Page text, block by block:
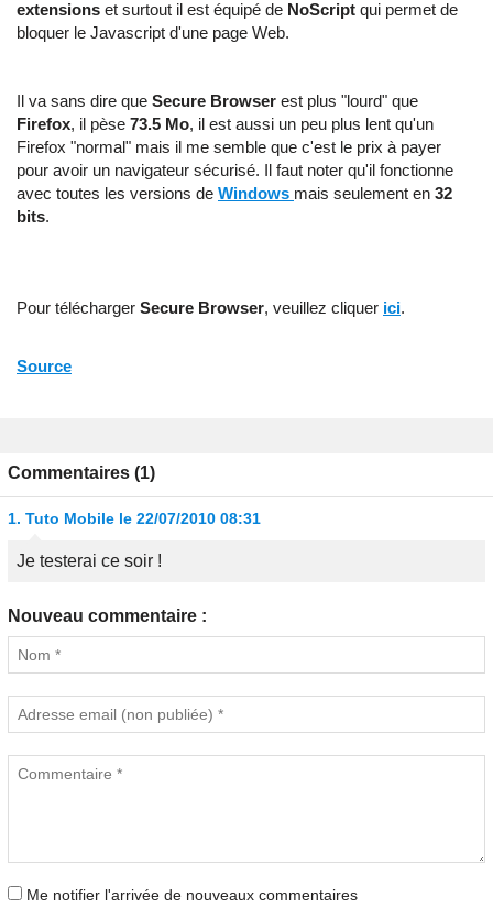
extensions et surtout il est équipé de NoScript qui permet de
bloquer le Javascript d'une page Web.
Il va sans dire que Secure Browser est plus "lourd" que
Firefox, il pèse 73.5 Mo, il est aussi un peu plus lent qu'un
Firefox "normal" mais il me semble que c'est le prix à payer
pour avoir un navigateur sécurisé. Il faut noter qu'il fonctionne
avec toutes les versions de Windows mais seulement en 32
bits.
Pour télécharger Secure Browser, veuillez cliquer ici.
Source
Commentaires (1)
1. Tuto Mobile le 22/07/2010 08:31
Je testerai ce soir !
Nouveau commentaire :
Me notifier l'arrivée de nouveaux commentaires